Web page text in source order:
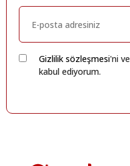
Gizlilik sözleşmesi'ni ve
kabul ediyorum.